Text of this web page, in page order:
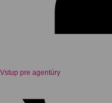
Vstup pre agentúry